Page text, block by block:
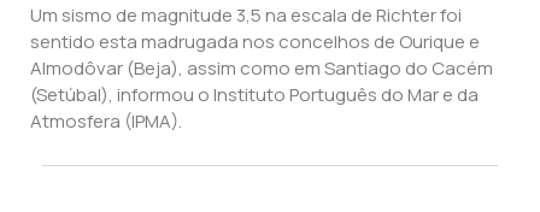
Um sismo de magnitude 3,5 na escala de Richter foi
sentido esta madrugada nos concelhos de Ourique e
Almodôvar (Beja), assim como em Santiago do Cacém
(Setúbal), informou o Instituto Português do Mar e da
Atmosfera (IPMA).